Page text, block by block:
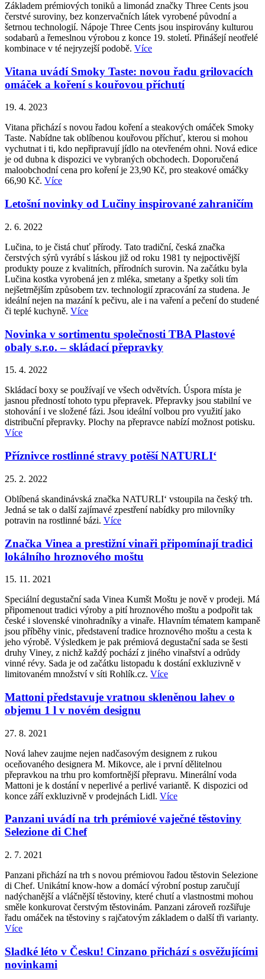
Základem prémiových toniků a limonád značky Three Cents jsou
čerstvé suroviny, bez konzervačních látek vyrobené původní a
šetrnou technologií. Nápoje Three Cents jsou inspirovány kulturou
sodabarů a řemeslnou výrobou z konce 19. století. Přinášejí neotřelé
kombinace v té nejryzejší podobě. Více
Vitana uvádí Smoky Taste: novou řadu grilovacích
omáček a koření s kouřovou příchutí
19. 4. 2023
Vitana přichází s novou řadou koření a steakových omáček Smoky
Taste. Nabídne tak oblíbenou kouřovou příchuť, kterou si mohou
vychutnat i ti, kdo nepřipravují jídlo na otevřeném ohni. Nová edice
je od dubna k dispozici ve vybraných obchodech. Doporučená
maloobchodní cena pro koření je 23,90 Kč, pro steakové omáčky
66,90 Kč. Více
Letošní novinky od Lučiny inspirované zahraničím
2. 6. 2022
Lučina, to je čistá chuť přírody. Tato tradiční, česká značka
čerstvých sýrů vyrábí s láskou již od roku 1981 ty nejpoctivější
produkty pouze z kvalitních, přírodních surovin. Na začátku byla
Lučina kostka vyrobená jen z mléka, smetany a špetky soli tím
nejšetrnějším způsobem tzv. technologií zpracování za studena. Je
ideální nejen na mazání k pečivu, ale i na vaření a pečení do studené
či teplé kuchyně. Více
Novinka v sortimentu společnosti TBA Plastové
obaly s.r.o. – skládací přepravky
15. 4. 2022
Skládací boxy se používají ve všech odvětvích. Úspora místa je
jasnou předností tohoto typu přepravek. Přepravky jsou stabilní ve
stohování i ve složené fázi. Jsou ideální volbou pro využití jako
distribuční přepravky. Plochy na přepravce nabízí možnost potisku.
Více
Příznivce rostlinné stravy potěší NATURLI‘
25. 2. 2022
Oblíbená skandinávská značka NATURLI‘ vstoupila na český trh.
Jedná se tak o další zajímavé zpestření nabídky pro milovníky
potravin na rostlinné bázi. Více
Značka Vinea a prestižní vinaři připomínají tradici
lokálního hroznového moštu
15. 11. 2021
Speciální degustační sada Vinea Kumšt Moštu je nově v prodeji. Má
připomenout tradici výroby a pití hroznového moštu a podpořit tak
české i slovenské vinohradníky a vinaře. Hlavním tématem kampaně
jsou příběhy vinic, představení tradice hroznového moštu a cesta k
jeho výrobě. Výsledkem je pak prémiová degustační sada se šesti
druhy Viney, z nichž každý pochází z jiného vinařství a odrůdy
vinné révy. Sada je od začátku listopadu k dostání exkluzivně v
limitovaném množství v síti Rohlík.cz. Více
Mattoni představuje vratnou skleněnou lahev o
objemu 1 l v novém designu
27. 8. 2021
Nová lahev zaujme nejen nadčasovým designem z rukou
oceňovaného designera M. Mikovce, ale i první dělitelnou
přepravkou na trhu pro komfortnější přepravu. Minerální voda
Mattoni je k dostání v neperlivé a perlivé variantě. K dispozici od
konce září exkluzivně v prodejnách Lidl. Více
Panzani uvádí na trh prémiové vaječné těstoviny
Selezione di Chef
2. 7. 2021
Panzani přichází na trh s novou prémiovou řadou těstovin Selezione
di Chef. Unikátní know-how a domácí výrobní postup zaručují
nadýchanější a vláčnější těstoviny, které chutí a vlastnostmi mohou
směle konkurovat čerstvým těstovinám. Panzani zároveň rozšiřuje
řadu omáček na těstoviny s rajčatovým základem o další tři varianty.
Více
Sladké léto v Česku! Cinzano přichází s osvěžujícími
novinkami